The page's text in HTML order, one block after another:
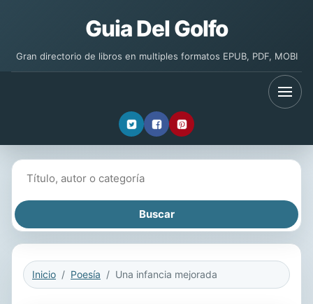
Guia Del Golfo
Gran directorio de libros en multiples formatos EPUB, PDF, MOBI
Inicio Poesía Una infancia mejorada